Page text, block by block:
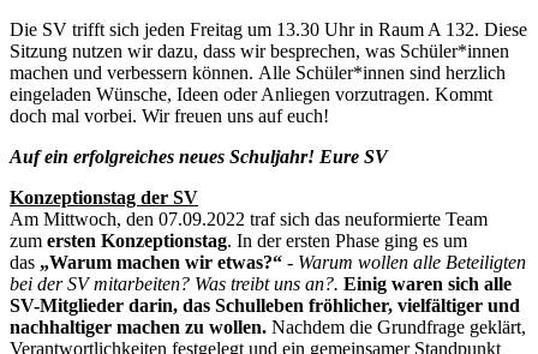
Die SV trifft sich jeden Freitag um 13.30 Uhr in Raum A 132. Diese
Sitzung nutzen wir dazu, dass wir besprechen, was Schüler*innen
machen und verbessern können. Alle Schüler*innen sind herzlich
eingeladen Wünsche, Ideen oder Anliegen vorzutragen. Kommt
doch mal vorbei. Wir freuen uns auf euch!
Auf ein erfolgreiches neues Schuljahr! Eure SV
Konzeptionstag der SV
Am Mittwoch, den 07.09.2022 traf sich das neuformierte Team
zum ersten Konzeptionstag. In der ersten Phase ging es um
das „Warum machen wir etwas?“ - Warum wollen alle Beteiligten
bei der SV mitarbeiten? Was treibt uns an?. Einig waren sich alle
SV-Mitglieder darin, das Schulleben fröhlicher, vielfältiger und
nachhaltiger machen zu wollen. Nachdem die Grundfrage geklärt,
Verantwortlichkeiten festgelegt und ein gemeinsamer Standpunkt